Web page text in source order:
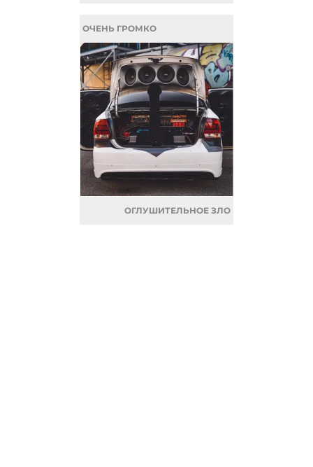
ОЧЕНЬ ГРОМКО
ОГЛУШИТЕЛЬНОЕ ЗЛО